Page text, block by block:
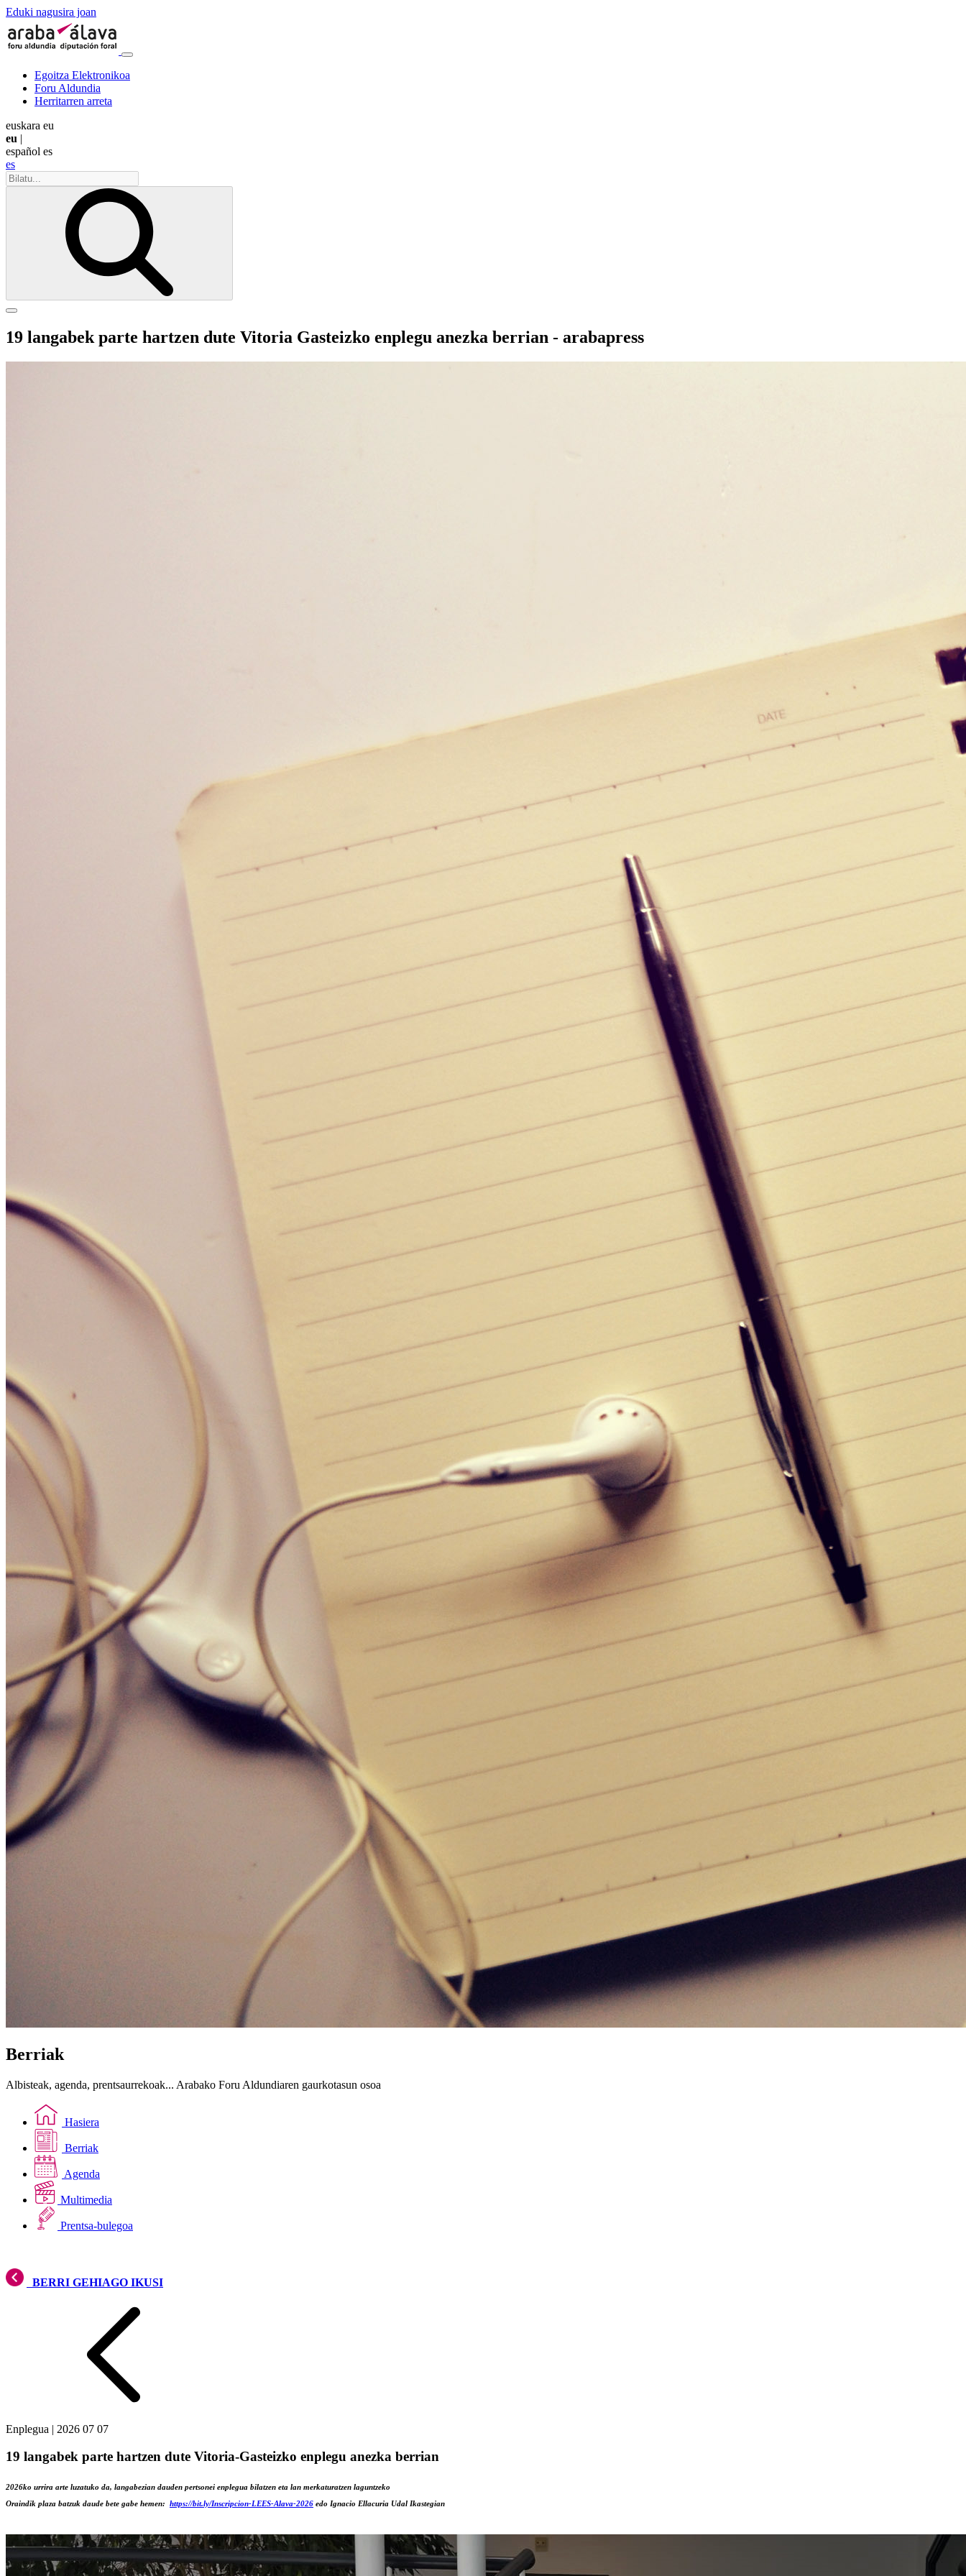
Eduki nagusira joan
Egoitza Elektronikoa
Foru Aldundia
Herritarren arreta
euskara eu
eu |
español es
es
19 langabek parte hartzen dute Vitoria Gasteizko enplegu anezka berrian - arabapress
Berriak
Albisteak, agenda, prentsaurrekoak... Arabako Foru Aldundiaren gaurkotasun osoa
Hasiera
Berriak
Agenda
Multimedia
Prentsa-bulegoa
BERRI GEHIAGO IKUSI
Enplegua | 2026 07 07
19 langabek parte hartzen dute Vitoria-Gasteizko enplegu anezka berrian
2026ko urrira arte luzatuko da, langabezian dauden pertsonei enplegua bilatzen eta lan merkaturatzen laguntzeko
Oraindik plaza batzuk daude bete gabe hemen: https://bit.ly/Inscripcion-LEES-Alava-2026 edo Ignacio Ellacuria Udal Ikastegian